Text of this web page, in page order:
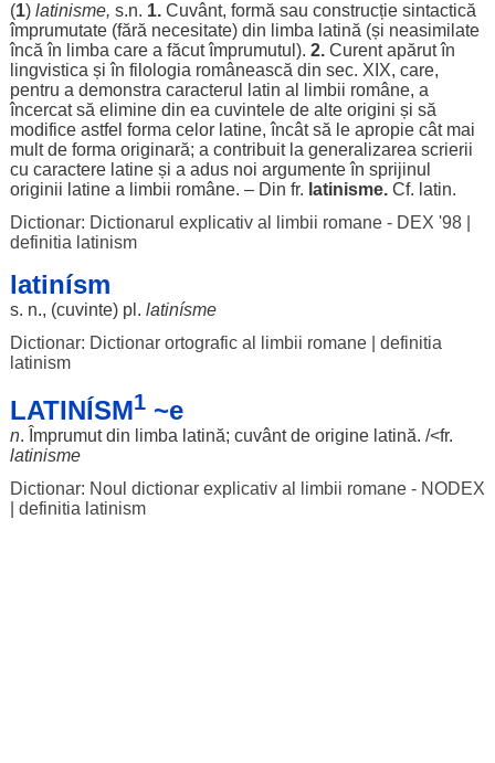
(1) latinisme, s.n. 1. Cuvânt, formă sau construcție sintactică
împrumutate(fără necesitate) din limba latină (și neasimilate
încă în limba care a făcut împrumutul ). 2. Curent apărutîn
lingvistica și în filologia românească din sec. XIX, care,
pentru a demonstra caracterul latin al limbii române, a
încercatsă eliminedin ea cuvintelede alte origini și să
modifice astfel forma celor latine,încâtsă le apropiecât mai
multde forma originară; a contribuitla generalizarea scrierii
cu caractere latineși a adusnoi argumenteîn sprijinul
originii latinea limbii române. – Din fr. latinisme.Cf. latin.
Dictionar: Dictionarul explicativ al limbii romane - DEX '98|
definitia latinism
latinísm
s. n., (cuvinte) pl. latinísme
Dictionar: Dictionar ortografic al limbii romane| definitia
latinism
LATINÍSM1~e
n. Împrumutdin limba latină; cuvântde origine latină. /<fr.
latinisme
Dictionar: Noul dictionar explicativ al limbii romane - NODEX
definitia latinism